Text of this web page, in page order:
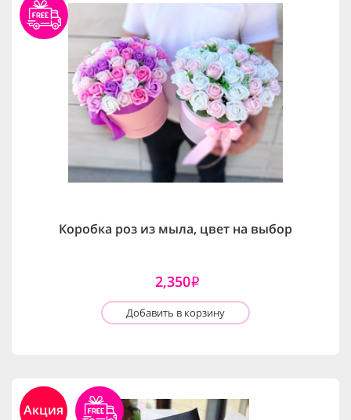
Коробка роз из мыла, цвет на выбор
2,350i
Добавить в корзину
Акция